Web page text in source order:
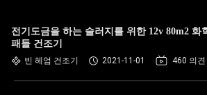
전기도금을 하는 슬러지를 위한 12v 80m2 화
패들 건조기
빈 헤엄 건조기 2021-11-01 460 의견